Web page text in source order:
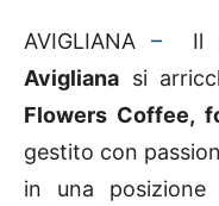
AVIGLIANA –
Il
Avigliana si
Flowers Coffee,
gestito con
in una posizione